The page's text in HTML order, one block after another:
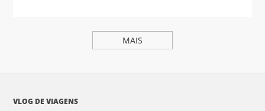
MAIS
VLOG DE VIAGENS